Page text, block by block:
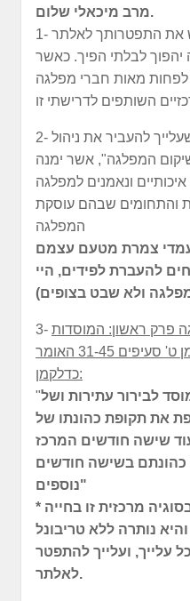
מרב מיכאלי שלום.
1- אני שב ודורש ממך להגיש את התפטרותך לאלתר
לבלתי הפיך. כאשר
לפחות מאות חברי מפלגה
2- הגענו למסקנה המתבקשת שעלייך להעביר את ניהול
המפלגה", אשר ימנה
איכותיים ונאמנים למפלגה
והתחומים שבהם עוסקת
המפלגה
צמרת מטעם עצמם
להעברת לפידים, היי
ולא שבט בצופים)
3- פרק ראשון: המוסדות
המרכזיים של המפלגה סימן ט' סעיפים 31-45 האומר
כדלקמן:
"לבירור עתירות ושל
את תקופת כהונתו של
שישה חודשים המרכז
בשישה חודשים
נוספים"
* מאחר שכשלת גם בסוגיה מרכזית זו בחייה
נותרה ללא טריבונל
עלייך, ועלייך להתפטר
לאלתר.